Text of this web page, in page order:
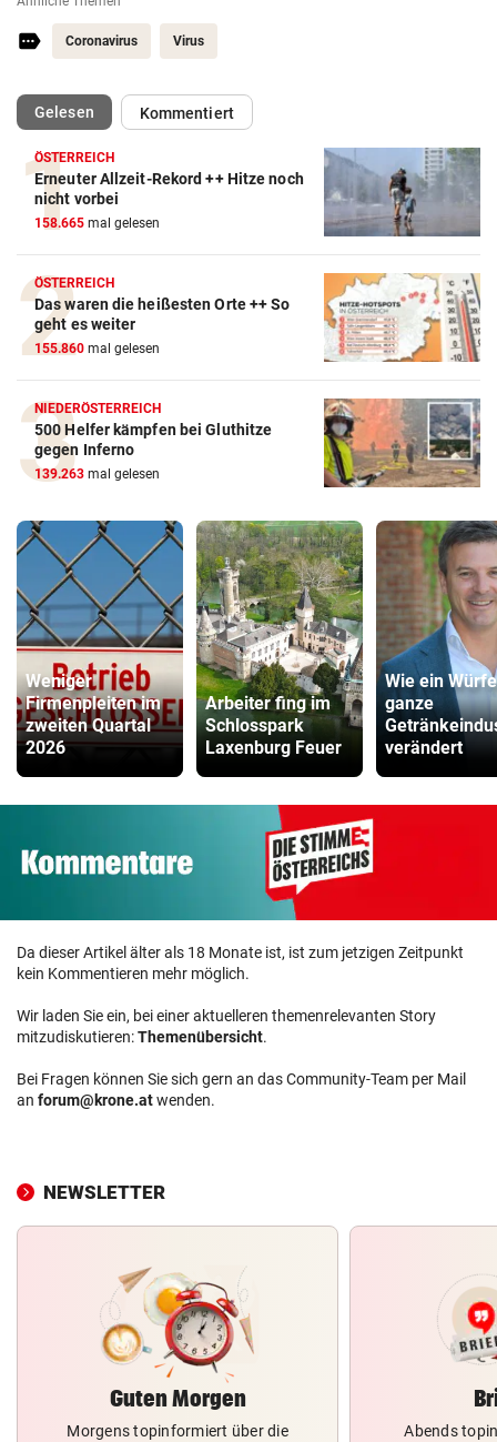
Coronavirus Virus
Gelesen(ausgewählt)Kommentiert
ÖSTERREICH
Erneuter Allzeit-Rekord ++ Hitze noch
nicht vorbei
158.665 mal gelesen
ÖSTERREICH
Das waren die heißesten Orte ++ So
geht es weiter
155.860 mal gelesen
NIEDERÖSTERREICH
500 Helfer kämpfen bei Gluthitze
gegen Inferno
139.263 mal gelesen
Weniger
Firmenpleiten im
zweiten Quartal
2026
Arbeiter fing im
Schlosspark
Laxenburg Feuer
Wie ein
ganze
verändert
Da dieser Artikel älter als 18 Monate ist, ist zum jetzigen Zeitpunkt
kein Kommentieren mehr möglich.
Wir laden Sie ein, bei einer aktuelleren themenrelevanten Story
mitzudiskutieren:Themenübersicht.
Bei Fragen können Sie sich gern an das Community-Team per Mail
an forum@krone.atwenden.
NEWSLETTER
Guten Morgen
Morgens topinformiert über die
Abends